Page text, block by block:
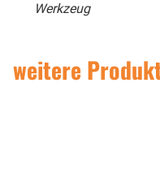
Werkzeug
weitere